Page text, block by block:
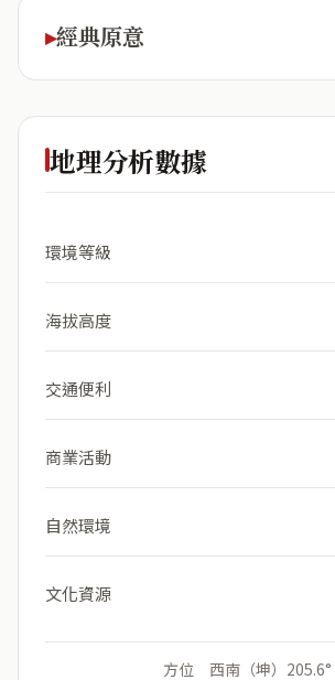
經典原意
地理分析數據
環境等級
海拔高度
交通便利
商業活動
自然環境
文化資源
方位 西南（坤）205.6°